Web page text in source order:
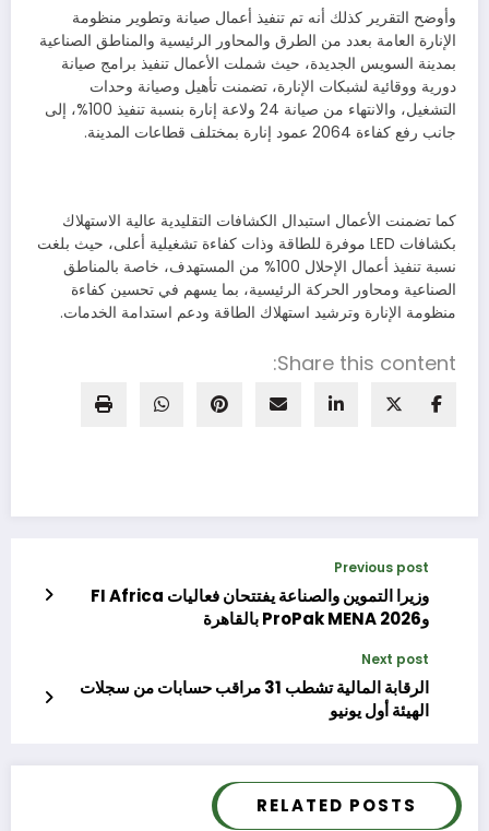
وأوضح التقرير كذلك أنه تم تنفيذ أعمال صيانة وتطوير منظومة
الإنارة العامة بعدد من الطرق والمحاور الرئيسية والمناطق الصناعية
بمدينة السويس الجديدة، حيث شملت الأعمال تنفيذ برامج صيانة
دورية ووقائية لشبكات الإنارة، تضمنت تأهيل وصيانة وحدات
التشغيل، والانتهاء من صيانة 24 ولاعة إنارة بنسبة تنفيذ 100%، إلى
جانب رفع كفاءة 2064 عمود إنارة بمختلف قطاعات المدينة.
كما تضمنت الأعمال استبدال الكشافات التقليدية عالية الاستهلاك
بكشافات LED موفرة للطاقة وذات كفاءة تشغيلية أعلى، حيث بلغت
نسبة تنفيذ أعمال الإحلال 100% من المستهدف، خاصة بالمناطق
الصناعية ومحاور الحركة الرئيسية، بما يسهم في تحسين كفاءة
منظومة الإنارة وترشيد استهلاك الطاقة ودعم استدامة الخدمات.
Share this content:
Previous post
وزيرا التموين والصناعة يفتتحان فعاليات FI Africa
وProPak MENA 2026 بالقاهرة
Next post
الرقابة المالية تشطب 31 مراقب حسابات من سجلات
الهيئة أول يونيو
RELATED POSTS